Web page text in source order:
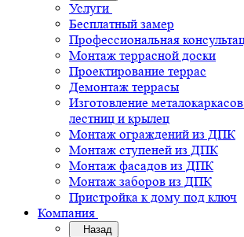
Услуги
Бесплатный замер
Профессиональная
Монтаж террасной доски
Проектирование террас
Демонтаж террасы
Изготовление
лестниц и крылец
Монтаж ограждений из ДПК
Монтаж ступеней из ДПК
Монтаж фасадов из ДПК
Монтаж заборов из ДПК
Пристройка к дому под ключ
Компания
Назад